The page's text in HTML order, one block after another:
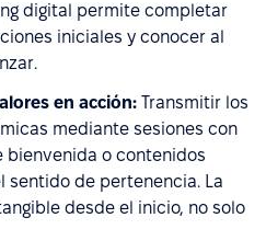
digital permite completar
iniciales y conocer al
en acción: Transmitir los
mediante sesiones con
o contenidos
sentido de pertenencia. La
desde el inicio, no solo